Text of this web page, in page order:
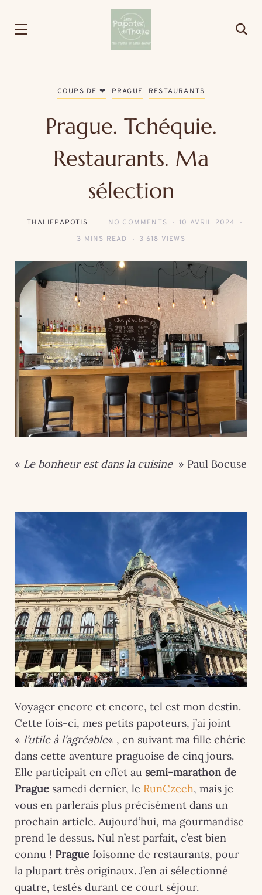
COUPS DE ❤ PRAGUE RESTAURANTS
Prague. Tchéquie.
Restaurants. Ma
sélection
THALIEPAPOTIS NO COMMENTS
10 AVRIL 2024
3 MINS READ
3 618 VIEWS
« Le bonheur est dans la cuisine» Paul Bocuse
Voyager encore et encore, tel est mon destin.
Cette fois-ci, mes petits papoteurs, j’ai joint
« l’utile à l’agréable« , en suivant ma fille chérie
dans cette aventure praguoise de cinq jours.
Elle participait en effet au semi-marathon de
Prague samedi dernier, le RunCzech, mais je
vous en parlerais plus précisément dans un
prochain article. Aujourd’hui, ma gourmandise
prend le dessus. Nul n’est parfait, c’est bien
connu ! Prague foisonne de restaurants, pour
la plupart très originaux. J’en ai sélectionné
quatre, testés durant ce court séjour.